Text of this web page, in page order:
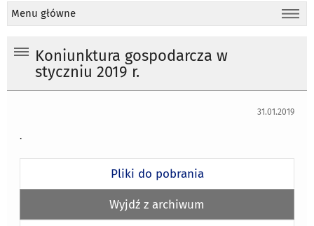
Menu główne
Koniunktura gospodarcza w
styczniu 2019 r.
31.01.2019
.
Pliki do pobrania
Wyjdź z archiwum